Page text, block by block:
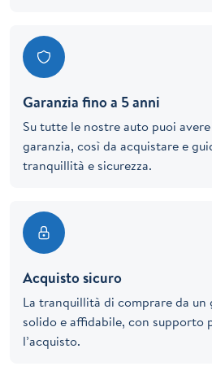
Garanzia fino a 5 anni
Su tutte le nostre auto puoi
garanzia, così da acquistare e
tranquillità e sicurezza.
Acquisto sicuro
La tranquillità di comprare da
solido e affidabile, con supporto
l’acquisto.